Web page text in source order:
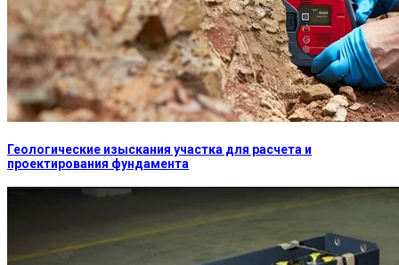
Геологические изыскания участка для расчета и
проектирования фундамента